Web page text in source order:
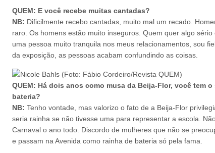
QUEM: E você recebe muitas cantadas?
NB: Dificilmente recebo cantadas, muito mal um recado.
raro. Os homens estão muito inseguros. Quem quer algo
uma pessoa muito tranquila nos meus relacionamentos, sou
da exposição, as pessoas acabam confundindo as coisas.
QUEM: Há dois anos como musa da Beija-Flor, você tem
bateria?
NB: Tenho vontade, mas valorizo o fato de a Beija-Flor
seria rainha se não tivesse uma para representar a escola.
Carnaval o ano todo. Discordo de mulheres que não se
e passam na Avenida como rainha de bateria só pela fama.